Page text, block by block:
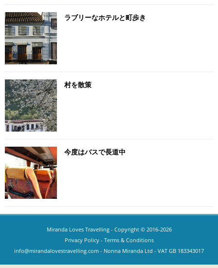
ラブリーなホテルと町歩き
村を散策
今度はバスで長道中
Miranda Loves Travelling- Copyright © 2016-2026
Privacy Policy- Terms & Conditions
info@mirandalovestravelling.com - Nonna Miranda Ltd - VAT GB 183343017